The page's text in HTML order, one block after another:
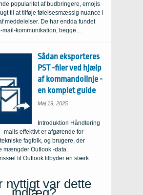
popularitet af budbringere, emojis
til at tilføje følelsesmæssig nuance i
​​meddelelser. De har endda fundet
mail-kommunikation, begge…
Sådan eksporteres
PST -filer ved hjælp
af kommandolinje -
en komplet guide
Maj 19, 2025
Introduktion Håndtering
-mails effektivt er afgørende for
fagfolk, og brugere, der
mængder Outlook -data.
til Outlook tilbyder en stærk
nyttigt var dette